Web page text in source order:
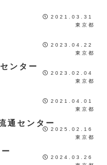
2021.03.31
東京都
2023.04.22
東京都
ンター
2023.02.04
東京都
2021.04.01
東京都
通センター
2025.02.16
東京都
2024.03.26